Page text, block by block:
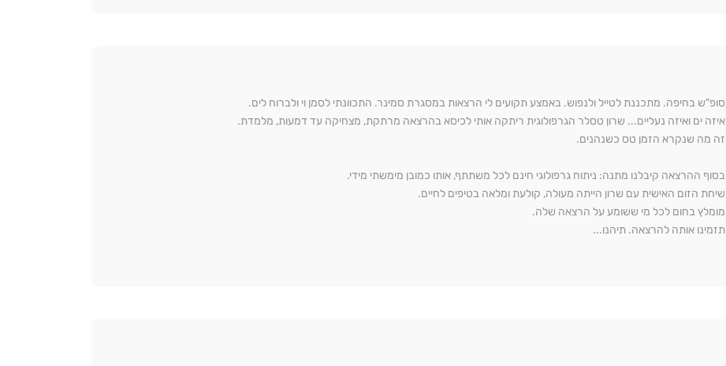
סופ"ש בחיפה. מתכננת לטייל ולנפוש. באמצע תקועים לי הרצאות במסגרת סמינר. התכוונתי לסמן וי ולברוח לים.
איזה ים ואיזה נעליים... שרון טסלר הגרפולוגית ריתקה אותי לכיסא בהרצאה מרתקת, מצחיקה עד דמעות, מלמדת.
זה מה שנקרא הזמן טס כשנהנים.
בסוף ההרצאה קיבלנו מתנה: ניתוח גרפולוגי חינם לכל משתתף, אותו כמובן מימשתי מידי.
שיחת הזום האישית עם שרון הייתה מעולה, קולעת ומלאה בטיפים לחיים.
מומלץ בחום לכל מי ששומע על הרצאה שלה.
תזמינו אותה להרצאה. תיהנו...